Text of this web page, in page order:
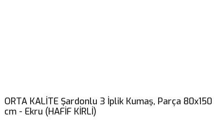
ORTA KALİTE Şardonlu 3 İplik Kumaş, Parça 80x150
cm - Ekru (HAFİF KİRLİ)